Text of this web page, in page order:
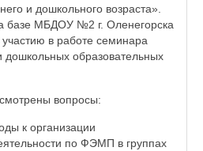
и дошкольного возраста».
базе МБДОУ №2 г. Оленегорска
в работе семинара
дошкольных образовательных
вопросы:
к организации
по ФЭМП в группах